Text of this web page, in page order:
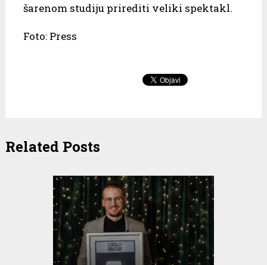
šarenom studiju prirediti veliki spektakl.
Foto: Press
Related Posts